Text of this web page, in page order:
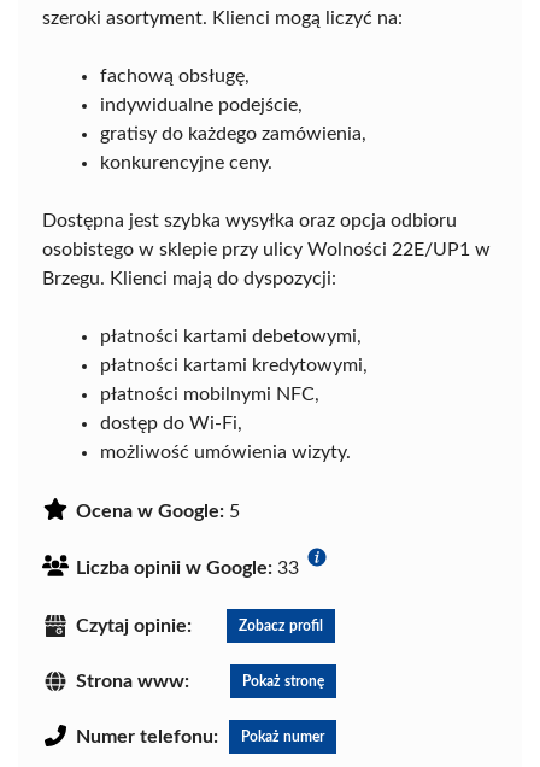
szeroki asortyment. Klienci mogą liczyć na:
fachową obsługę,
indywidualne podejście,
gratisy do każdego zamówienia,
konkurencyjne ceny.
Dostępna jest szybka wysyłka oraz opcja odbioru
osobistego w sklepie przy ulicy Wolności 22E/UP1 w
Brzegu. Klienci mają do dyspozycji:
płatności kartami debetowymi,
płatności kartami kredytowymi,
płatności mobilnymi NFC,
dostęp do Wi-Fi,
możliwość umówienia wizyty.
Ocena w Google: 5
Liczba opinii w Google: 33
Czytaj opinie: Zobacz profil
Strona www: Pokaż stronę
Numer telefonu: Pokaż numer